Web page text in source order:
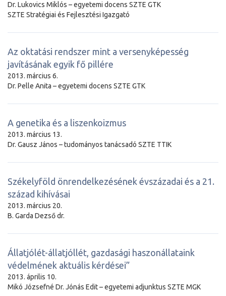
Dr. Lukovics Miklós – egyetemi docens SZTE GTK
SZTE Stratégiai és Fejlesztési Igazgató
Az oktatási rendszer mint a versenyképesség
javításának egyik fő pillére
2013. március 6.
Dr. Pelle Anita – egyetemi docens SZTE GTK
A genetika és a liszenkoizmus
2013. március 13.
Dr. Gausz János – tudományos tanácsadó SZTE TTIK
Székelyföld önrendelkezésének évszázadai és a 21.
század kihívásai
2013. március 20.
B. Garda Dezső dr.
Állatjólét-állatjóllét, gazdasági haszonállataink
védelmének aktuális kérdései”
2013. április 10.
Mikó Józsefné Dr. Jónás Edit – egyetemi adjunktus SZTE MGK